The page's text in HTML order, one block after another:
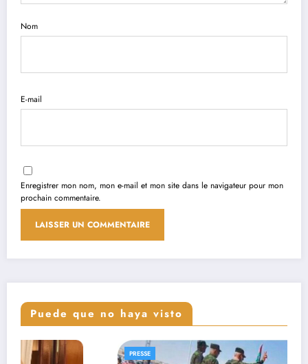
Nom
E-mail
Enregistrer mon nom, mon e-mail et mon site dans le navigateur pour mon
prochain commentaire.
Puede que no haya visto
PRESSE